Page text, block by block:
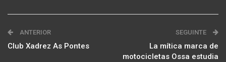
ANTERIOR
Club Xadrez As Pontes
SEGUINTE
La mítica marca de
motocicletas Ossa estudia